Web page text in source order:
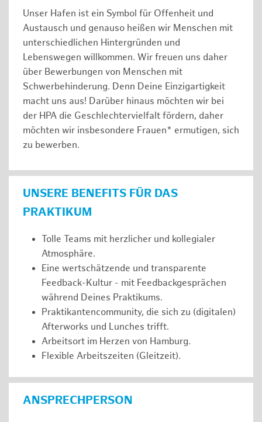
Unser Hafen ist ein Symbol für Offenheit und
Austausch und genauso heißen wir Menschen mit
unterschiedlichen Hintergründen und
Lebenswegen willkommen. Wir freuen uns daher
über Bewerbungen von Menschen mit
Schwerbehinderung. Denn Deine Einzigartigkeit
macht uns aus! Darüber hinaus möchten wir bei
der HPA die Geschlechtervielfalt fördern, daher
möchten wir insbesondere Frauen* ermutigen, sich
zu bewerben.
UNSERE BENEFITS FÜR DAS
PRAKTIKUM
Tolle Teams mit herzlicher und kollegialer
Atmosphäre.
Eine wertschätzende und transparente
Feedback-Kultur - mit Feedbackgesprächen
während Deines Praktikums.
Praktikantencommunity, die sich zu (digitalen)
Afterworks und Lunches trifft.
Arbeitsort im Herzen von Hamburg.
Flexible Arbeitszeiten (Gleitzeit).
ANSPRECHPERSON